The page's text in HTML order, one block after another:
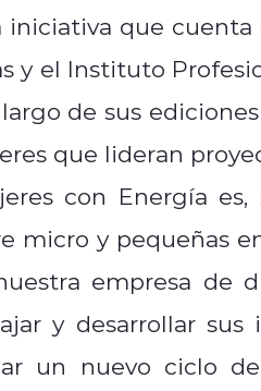
iniciativa que
y el Instituto
de sus
que lideran
con Energía
micro y pequeñas
empresa de
y desarrollar
un nuevo ciclo